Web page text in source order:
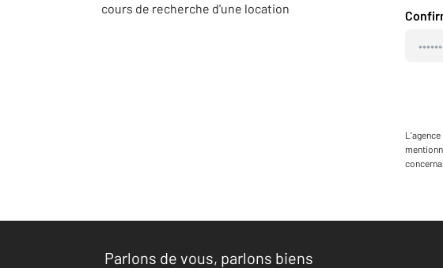
cours de recherche d'une location
L'agence
Parlons de vous, parlons biens